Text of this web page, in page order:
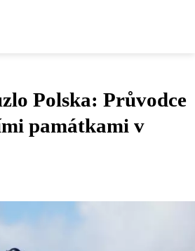
Polska: Průvodce
památkami v